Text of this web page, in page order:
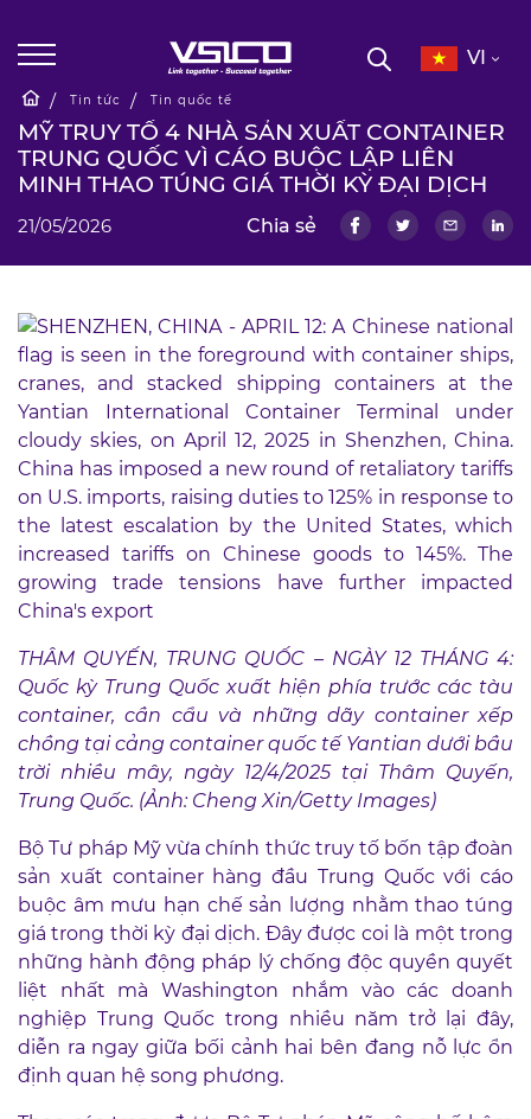
VI
Tin tức Tin quốc tế
MỸ TRUY TỐ 4 NHÀ SẢN XUẤT CONTAINER
TRUNG QUỐC VÌ CÁO BUỘC LẬP LIÊN
MINH THAO TÚNG GIÁ THỜI KỲ ĐẠI DỊCH
21/05/2026 Chia sẻ
THÂM QUYẾN, TRUNG QUỐC – NGÀY 12 THÁNG 4:
Quốc kỳ Trung Quốc xuất hiện phía trước các tàu
container, cần cẩu và những dãy container xếp
chồng tại cảng container quốc tế Yantian dưới bầu
trời nhiều mây, ngày 12/4/2025 tại Thâm Quyến,
Trung Quốc. (Ảnh: Cheng Xin/Getty Images)
Bộ Tư pháp Mỹ vừa chính thức truy tố bốn tập đoàn
sản xuất container hàng đầu Trung Quốc với cáo
buộc âm mưu hạn chế sản lượng nhằm thao túng
giá trong thời kỳ đại dịch. Đây được coi là một trong
những hành động pháp lý chống độc quyền quyết
liệt nhất mà Washington nhắm vào các doanh
nghiệp Trung Quốc trong nhiều năm trở lại đây,
diễn ra ngay giữa bối cảnh hai bên đang nỗ lực ổn
định quan hệ song phương.